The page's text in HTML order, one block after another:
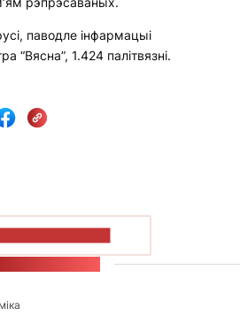
паводле інфармацыі
“Вясна”, 1.424 палітвязні.